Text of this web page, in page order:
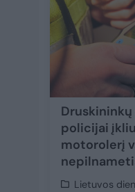
Druskininkų
policijai
motorolerį
Lietuvos